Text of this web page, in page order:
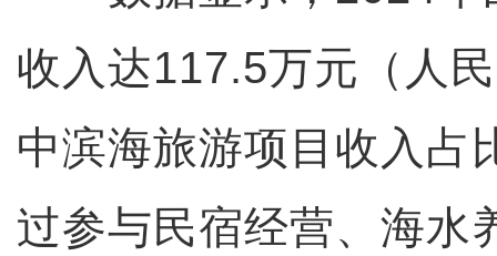
收入达117.5万元（人
中滨海旅游项目收入占
过参与民宿经营、海水